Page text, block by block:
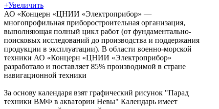
+Увеличить
АО «Концерн «ЦНИИ «Электроприбор» ―
многопрофильная приборостроительная организация,
выполняющая полный цикл работ (от фундаментально-
поисковых исследований до производства и поддержания
продукции в эксплуатации). В области военно-морской
техники АО «Концерн «ЦНИИ «Электроприбор»
разработало и поставляет 85% производимой в стране
навигационной техники
За основу календаря взят графический рисунок "Парад
техники ВМФ в акватории Невы" Календарь имеет